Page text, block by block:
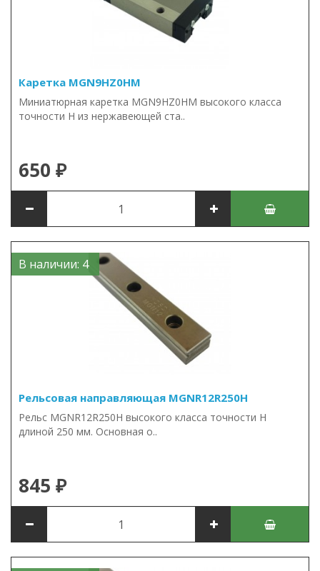
Каретка MGN9HZ0HM
Миниатюрная каретка MGN9HZ0HM высокого класса
точности H из нержавеющей ста..
650 ₽
В наличии: 4
Рельсовая направляющая MGNR12R250H
Рельс MGNR12R250H высокого класса точности H
длиной 250 мм. Основная о..
845 ₽